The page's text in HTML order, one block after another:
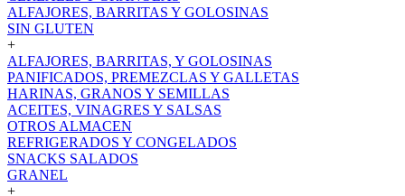
ALFAJORES, BARRITAS Y GOLOSINAS
SIN GLUTEN
+
ALFAJORES, BARRITAS, Y GOLOSINAS
PANIFICADOS, PREMEZCLAS Y GALLETAS
HARINAS, GRANOS Y SEMILLAS
ACEITES, VINAGRES Y SALSAS
OTROS ALMACEN
REFRIGERADOS Y CONGELADOS
SNACKS SALADOS
GRANEL
+